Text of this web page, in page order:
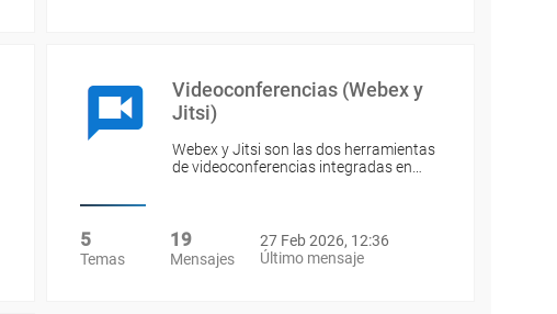
Videoconferencias (Webex y
Jitsi)
Webex y Jitsi son las dos herramientas
de videoconferencias integradas en…
5
Temas
19
Mensajes
27 Feb 2026, 12:36
Último mensaje